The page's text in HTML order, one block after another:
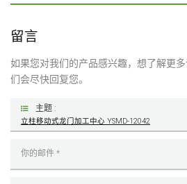
留言
如果您对我们的产品感兴趣，想了解更
们会尽快回复您。
主题 :
立柱移动式龙门加工中心 YSMD-12042